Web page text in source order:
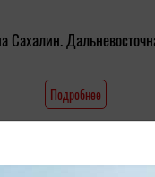
Сахалин.
Подробнее